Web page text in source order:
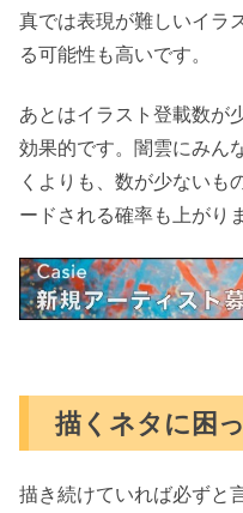
真では表現が難しいイラ
る可能性も高いです。
あとはイラスト登載数が
効果的です。闇雲にみん
くよりも、数が少ないも
ードされる確率も上がり
描くネタに困
描き続けていれば必ずと